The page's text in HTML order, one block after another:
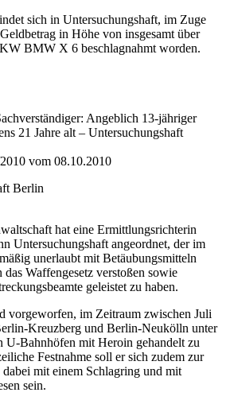
sich in Untersuchungshaft, im Zuge
in Höhe von insgesamt über
BMW X 6 beschlagnahmt worden.
Angeblich 13-jähriger
21 Jahre alt – Untersuchungshaft
vom 08.10.2010
Berlin
hat eine Ermittlungsrichterin
Untersuchungshaft angeordnet, der im
unerlaubt mit Betäubungsmitteln
Waffengesetz verstoßen sowie
geleistet zu haben.
vorgeworfen, im Zeitraum zwischen Juli
Kreuzberg und Berlin-Neukölln unter
U-Bahnhöfen mit Heroin gehandelt zu
Festnahme soll er sich zudem zur
dabei mit einem Schlagring und mit
sein.